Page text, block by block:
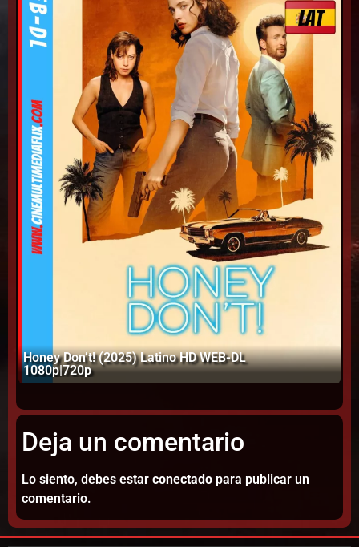
Honey Don’t! (2025) Latino HD WEB-DL
1080p|720p
Deja un comentario
Lo siento, debes estar conectado para publicar un
comentario.